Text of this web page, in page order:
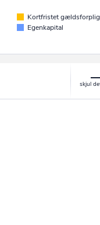
Kortfristet
Egenkapital